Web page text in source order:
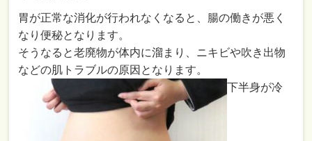
胃が正常な消化が行われなくなると、腸の働きが悪く
なり便秘となります。
そうなると老廃物が体内に溜まり、ニキビや吹き出物
などの肌トラブルの原因となります。
下半身が冷